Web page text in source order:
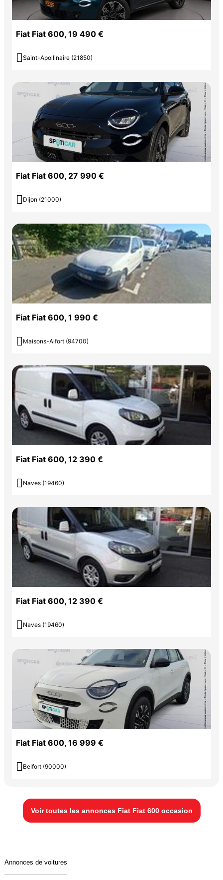
Fiat Fiat 600, 19 490 €
 Saint-Apollinaire (21850)
Fiat Fiat 600, 27 990 €
 Dijon (21000)
Fiat Fiat 600, 1 990 €
 Maisons-Alfort (94700)
Fiat Fiat 600, 12 390 €
 Naves (19460)
Fiat Fiat 600, 12 390 €
 Naves (19460)
Fiat Fiat 600, 16 999 €
 Belfort (90000)
Voir toutes les annonces Fiat Fiat 600 occasion
Annonces de voitures